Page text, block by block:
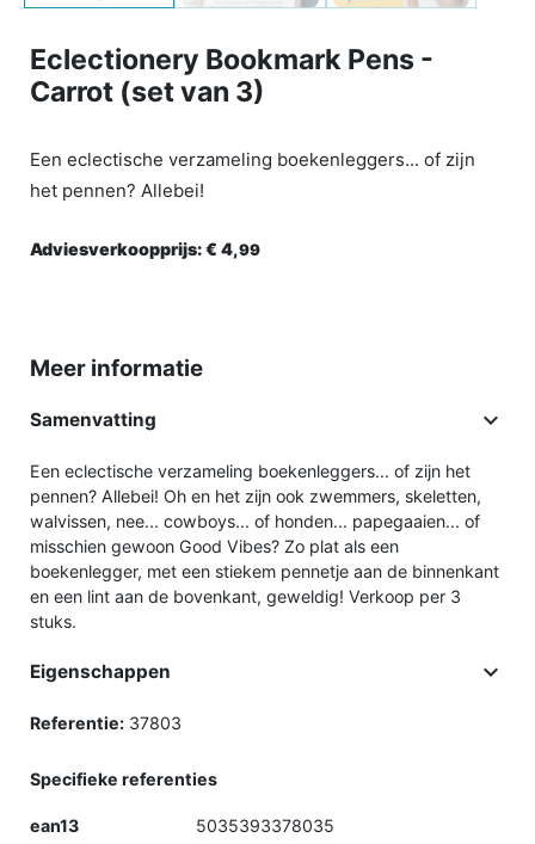
Eclectionery Bookmark Pens -
Carrot (set van 3)
Een eclectische verzameling boekenleggers... of zijn
het pennen? Allebei!
Adviesverkoopprijs:€ 4,99
Meer informatie
Samenvatting 
Een eclectische verzameling boekenleggers... of zijn het
pennen? Allebei! Oh en het zijn ook zwemmers, skeletten,
walvissen, nee... cowboys... of honden... papegaaien... of
misschien gewoon Good Vibes? Zo plat als een
boekenlegger, met een stiekem pennetje aan de binnenkant
en een lint aan de bovenkant, geweldig! Verkoop per 3
stuks.
Eigenschappen 
Referentie: 37803
Specifieke referenties
ean13 5035393378035